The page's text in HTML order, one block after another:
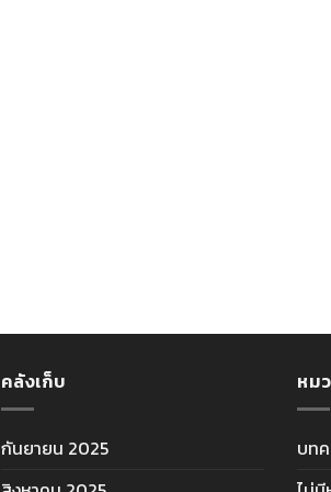
คลังเก็บ
กันยายน 2025
หม
บท